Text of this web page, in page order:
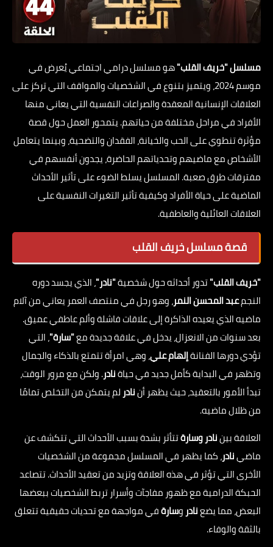
مسلسل "خريف القلب"هو مسلسل درامي اجتماعي يُعرض في
موسم 2024، ويتميز بتنوع في الشخصيات والمواقف التي تركز على
العلاقات الإنسانية المعقدة والصراعات النفسية التي يعاني منها
الأفراد في مراحل مختلفة من حياتهم. يتمحور العمل حول قصة
مؤثرة تنطوي على الحب والخيانة، الفقدان والتضحية، وبينما يتعامل
الأشخاص مع ماضيهم وتحدياتهم الحاضرة، يجدون أنفسهم في
مفترقات طرق صعبة. المسلسل يسلط الضوء على تأثير الأحداث
الماضية على حياة الأفراد وكيفية تأثير التغيرات النفسية على
العلاقات العائلية والعاطفية.
قصة مسلسل خريف القلب
"خريف القلب"تدور أحداثه حول شخصية"نادر"، الذي يجسد دوره
النجمعبد المحسن النمر، وهو رجل في منتصف العمر يعاني من آلام
ماضيه الذي يعيده الذاكرة إلى علاقات فاشلة وألم عاطفي عميق.
بعد سنوات من الانعزال، يدخل في علاقة جديدة مع"سارة"، التي
تؤدي دورها الفنانةإلهام علي، وهي امرأة تتمتع بالذكاء والجمال
وتظهر في البداية كأمل جديد في حياةنادر. ولكن مع مرور الوقت،
تبدأ الأمور بالتعقيد، حيث يظهر أننادرلم يتمكن من التخلص تمامًا
من ظلال ماضيه.
العلاقة بيننادر وسارةتتأثر بشدة بسبب الأحداث التي تتكشف عن
ماضينادر، كما يظهر في المسلسل مجموعة من الشخصيات
الأخرى التي تؤثر في هذه العلاقة وتزيد من تعقيد الأحداث. تتصاعد
الحبكة الدرامية مع ظهور مفاجآت وأسرار تربط الشخصيات ببعضها
البعض، مما يضعنادروسارةفي مواجهة مع تحديات حقيقية تتعلق
بالثقة والوفاء.